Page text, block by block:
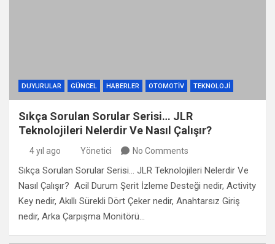
DUYURULAR GÜNCEL HABERLER OTOMOTIV TEKNOLOJI
Sıkça Sorulan Sorular Serisi… JLR
Teknolojileri Nelerdir Ve Nasıl Çalışır?
4 yıl ago Yönetici No Comments
Sıkça Sorulan Sorular Serisi… JLR Teknolojileri Nelerdir Ve
Nasıl Çalışır? Acil Durum Şerit İzleme Desteği nedir, Activity
Key nedir, Akıllı Sürekli Dört Çeker nedir, Anahtarsız Giriş
nedir, Arka Çarpışma Monitörü…